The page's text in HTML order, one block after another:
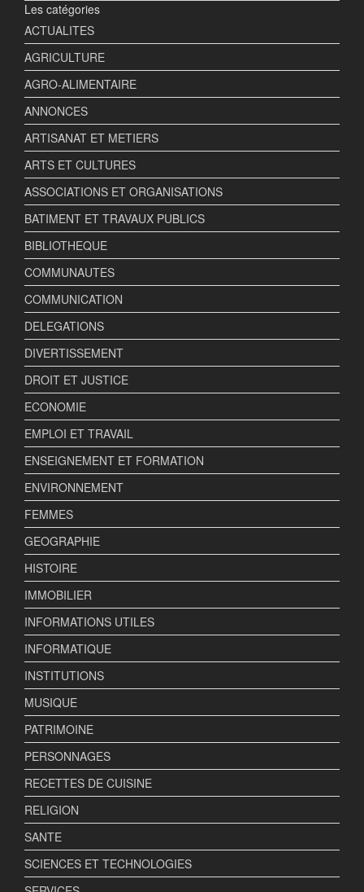
Les catégories
ACTUALITES
AGRICULTURE
AGRO-ALIMENTAIRE
ANNONCES
ARTISANAT ET METIERS
ARTS ET CULTURES
ASSOCIATIONS ET ORGANISATIONS
BATIMENT ET TRAVAUX PUBLICS
BIBLIOTHEQUE
COMMUNAUTES
COMMUNICATION
DELEGATIONS
DIVERTISSEMENT
DROIT ET JUSTICE
ECONOMIE
EMPLOI ET TRAVAIL
ENSEIGNEMENT ET FORMATION
ENVIRONNEMENT
FEMMES
GEOGRAPHIE
HISTOIRE
IMMOBILIER
INFORMATIONS UTILES
INFORMATIQUE
INSTITUTIONS
MUSIQUE
PATRIMOINE
PERSONNAGES
RECETTES DE CUISINE
RELIGION
SANTE
SCIENCES ET TECHNOLOGIES